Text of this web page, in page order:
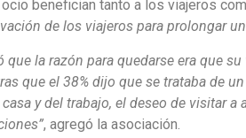
benefician tanto a los viajeros
de los viajeros para prolongar
que la razón para quedarse era que
que el 38% dijo que se trataba de
y del trabajo, el deseo de visitar
, agregó la asociación.